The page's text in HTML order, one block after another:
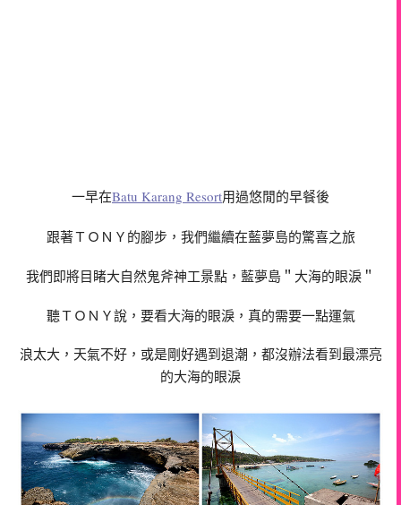
一早在Batu Karang Resort用過悠閒的早餐後
跟著ＴＯＮＹ的腳步，我們繼續在藍夢島的驚喜之旅
我們即將目睹大自然鬼斧神工景點，藍夢島＂大海的眼淚＂
聽ＴＯＮＹ說，要看大海的眼淚，真的需要一點運氣
浪太大，天氣不好，或是剛好遇到退潮，都沒辦法看到最漂亮
的大海的眼淚